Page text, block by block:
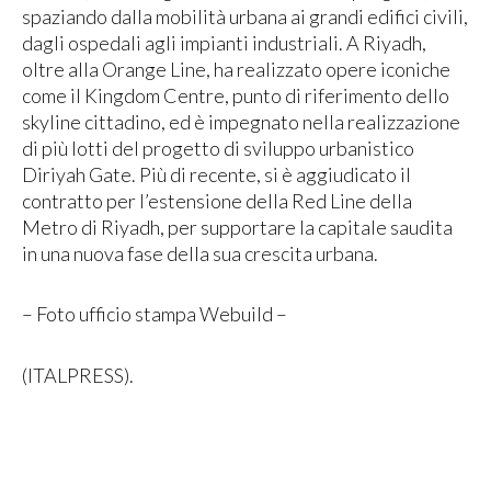
spaziando dalla mobilità urbana ai grandi edifici civili,
dagli ospedali agli impianti industriali. A Riyadh,
oltre alla Orange Line, ha realizzato opere iconiche
come il Kingdom Centre, punto di riferimento dello
skyline cittadino, ed è impegnato nella realizzazione
di più lotti del progetto di sviluppo urbanistico
Diriyah Gate. Più di recente, si è aggiudicato il
contratto per l’estensione della Red Line della
Metro di Riyadh, per supportare la capitale saudita
in una nuova fase della sua crescita urbana.
– Foto ufficio stampa Webuild –
(ITALPRESS).